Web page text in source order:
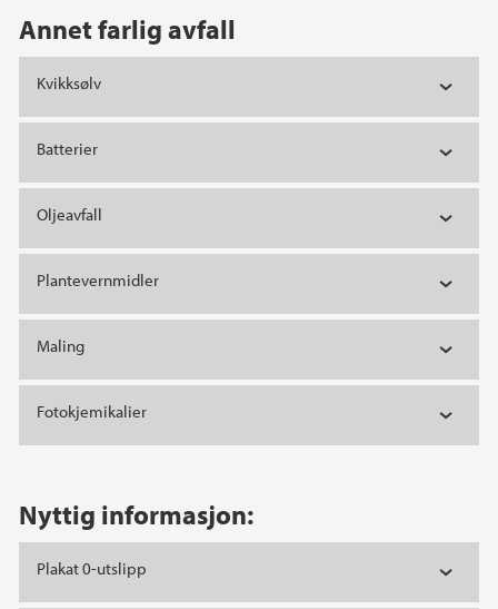
Annet farlig avfall
Kvikksølv
Batterier
Oljeavfall
Plantevernmidler
Maling
Fotokjemikalier
Nyttig informasjon:
Plakat 0-utslipp